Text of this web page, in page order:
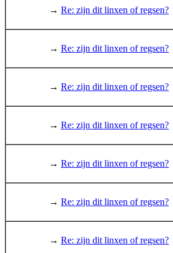
→ Re: zijn dit linxen of regsen?
→ Re: zijn dit linxen of regsen?
→ Re: zijn dit linxen of regsen?
→ Re: zijn dit linxen of regsen?
→ Re: zijn dit linxen of regsen?
→ Re: zijn dit linxen of regsen?
→ Re: zijn dit linxen of regsen?